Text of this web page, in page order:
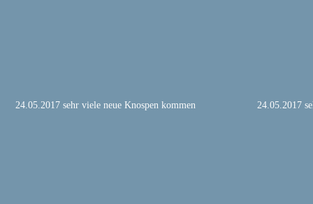
24.05.2017 sehr viele neue Knospen kommen 24.05.2017